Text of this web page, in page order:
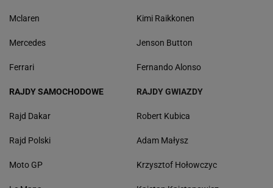
Mclaren
Mercedes
Ferrari
Kimi Raikkonen
Jenson Button
Fernando Alonso
RAJDY SAMOCHODOWE
Rajd Dakar
Rajd Polski
Moto GP
RAJDY GWIAZDY
Robert Kubica
Adam Małysz
Krzysztof Hołowczyc